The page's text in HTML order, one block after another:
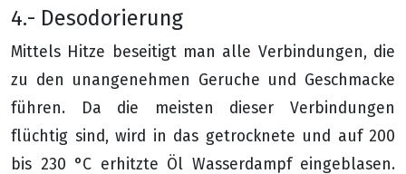
4.- Desodorierung
Mittels Hitze beseitigt man alle Verbindungen, die
zu den unangenehmen Geruche und Geschmacke
führen. Da die meisten dieser Verbindungen
flüchtig sind, wird in das getrocknete und auf 200
bis 230 °C erhitzte Öl Wasserdampf eingeblasen.